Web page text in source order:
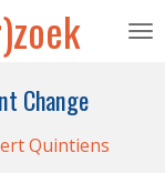
Change
Quintiens